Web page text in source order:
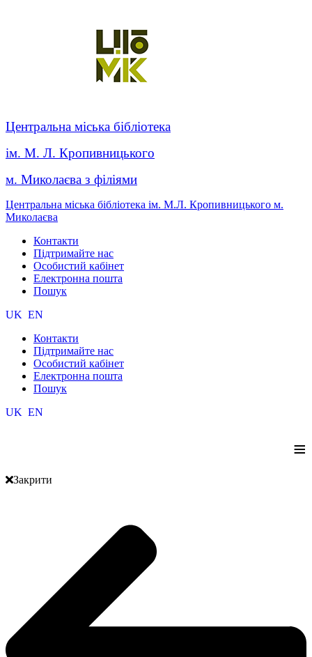
Центральна міська бібліотека
ім. М. Л. Кропивницького
м. Миколаєва з філіями
Центральна міська бібліотека ім. М.Л. Кропивницького м.
Миколаєва
Контакти
Підтримайте нас
Особистий кабінет
Електронна пошта
Пошук
UK EN
Контакти
Підтримайте нас
Особистий кабінет
Електронна пошта
Пошук
UK EN
≡
Закрити